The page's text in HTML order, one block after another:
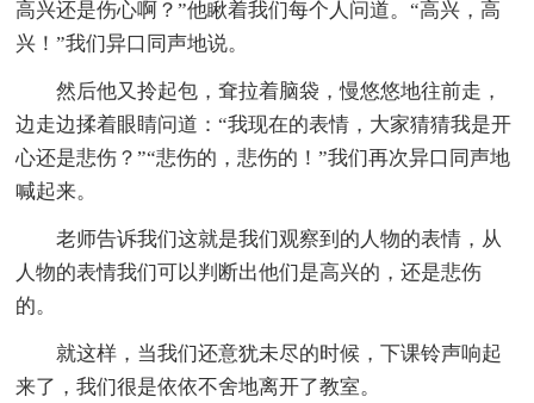
高兴还是伤心啊？”他瞅着我们每个人问道。“高兴，高
兴！”我们异口同声地说。
然后他又拎起包，耷拉着脑袋，慢悠悠地往前走，
边走边揉着眼睛问道：“我现在的表情，大家猜猜我是开
心还是悲伤？”“悲伤的，悲伤的！”我们再次异口同声地
喊起来。
老师告诉我们这就是我们观察到的人物的表情，从
人物的表情我们可以判断出他们是高兴的，还是悲伤
的。
就这样，当我们还意犹未尽的时候，下课铃声响起
来了，我们很是依依不舍地离开了教室。